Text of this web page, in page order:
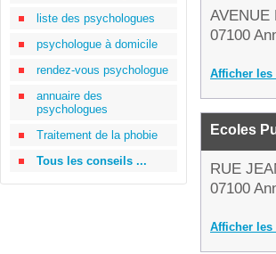
liste des psychologues
psychologue à domicile
rendez-vous psychologue
annuaire des
psychologues
Traitement de la phobie
Tous les conseils ...
AVENUE
07100
Afficher les
Ecoles
RUE
07100
Afficher les